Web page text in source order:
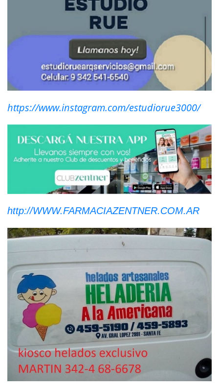
https://www.instagram.com/estudiorue3000/
http://WWW.FARMACIAZENTNER.COM.AR